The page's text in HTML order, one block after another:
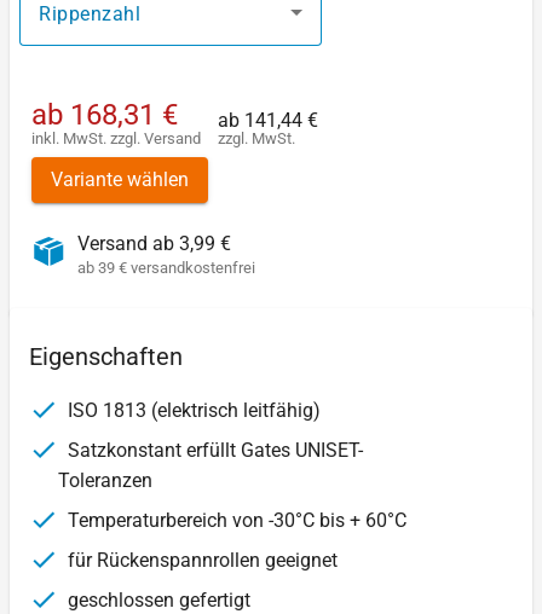
Rippenzahl
ab 168,31 €
inkl. MwSt. zzgl. Versand
ab 141,44 €
zzgl. MwSt.
Variante wählen
Versand ab 3,99 €
ab 39 € versandkostenfrei
Eigenschaften
ISO 1813 (elektrisch leitfähig)
Satzkonstant erfüllt Gates UNISET-
Toleranzen
Temperaturbereich von -30°C bis + 60°C
für Rückenspannrollen geeignet
geschlossen gefertigt